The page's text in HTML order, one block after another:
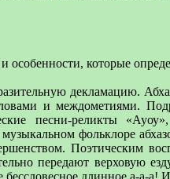
которые
декламацию.
и междометиями.
песни-реликты
фольклоре
Поэтическим
передают верховую
длинное а-а-